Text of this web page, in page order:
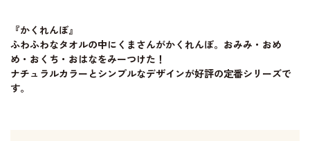
『かくれんぼ』
ふわふわなタオルの中にくまさんがかくれんぼ。おみみ・おめ
め・おくち・おはなをみーつけた！
ナチュラルカラーとシンプルなデザインが好評の定番シリーズで
す。